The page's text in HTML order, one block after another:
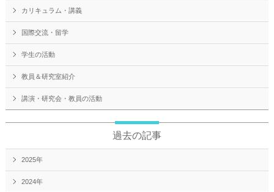
カリキュラム・講義
国際交流・留学
学生の活動
教員＆研究室紹介
講演・研究会・教員の活動
過去の記事
2025年
2024年